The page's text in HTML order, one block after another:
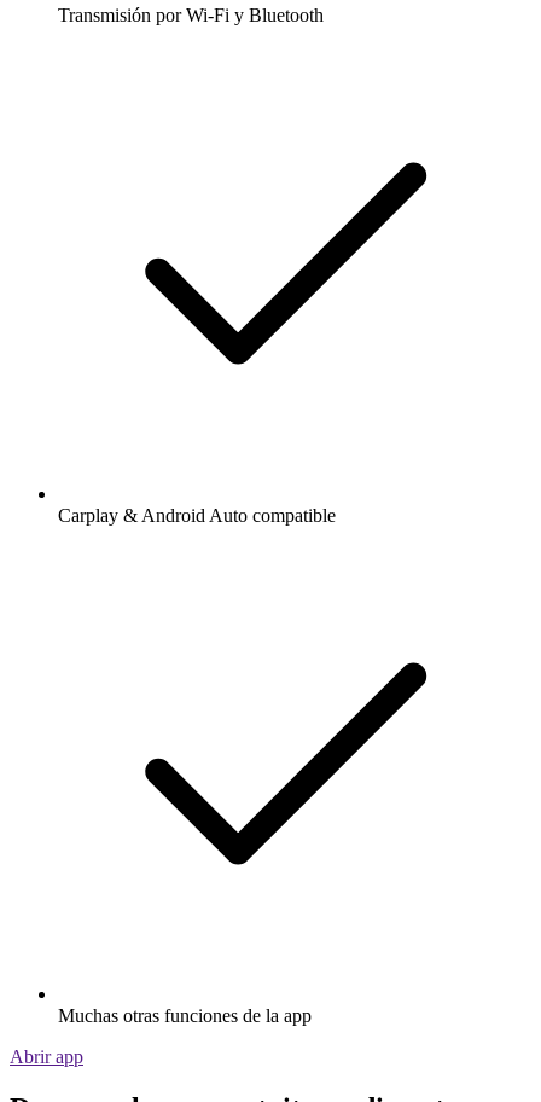
Transmisión por Wi-Fi y Bluetooth
Carplay & Android Auto compatible
Muchas otras funciones de la app
Abrir app